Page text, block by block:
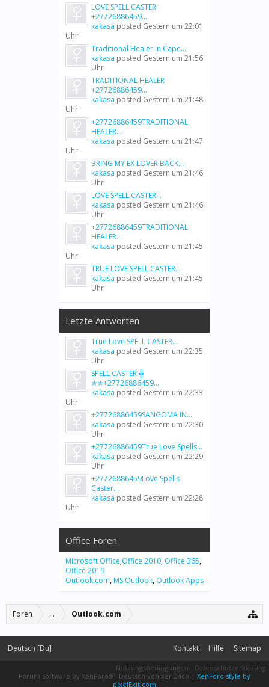
LOVE SPELL CASTER
+27726886459...
kakasa posted Gestern um 22:01
Uhr
Traditional Healer In Cape...
kakasa posted Gestern um 21:56
Uhr
TRADITIONAL HEALER
+27726886459...
kakasa posted Gestern um 21:48
Uhr
+27726886459TRADITIONAL
HEALER...
kakasa posted Gestern um 21:47
Uhr
BRING MY EX LOVER BACK...
kakasa posted Gestern um 21:46
Uhr
LOVE SPELL CASTER...
kakasa posted Gestern um 21:46
Uhr
+27726886459TRADITIONAL
HEALER...
kakasa posted Gestern um 21:45
Uhr
TRUE LOVE SPELL CASTER...
kakasa posted Gestern um 21:45
Uhr
Letzte Antworten
True Love SPELL CASTER...
kakasa posted Gestern um 22:35
Uhr
SPELL CASTER ╬
✯✯+27726886459...
kakasa posted Gestern um 22:33
Uhr
+27726886459SANGOMA IN...
kakasa posted Gestern um 22:30
Uhr
+27726886459True Love Spells...
kakasa posted Gestern um 22:29
Uhr
+27726886459Love Spells
Caster...
kakasa posted Gestern um 22:28
Uhr
Office Foren
Microsoft Office,Office 2010, Office 365,
Office 2019
Outlook.com, MS Outlook, Outlook Apps
Foren ... Outlook.com
Deutsch [Du] Kontakt Hilfe Sitemap
Nutzungsbedingungen
Datenschutzerklärung
Forum software by XenForo® - Deutsch von xenDach | XenForo style by
pixelExit.com